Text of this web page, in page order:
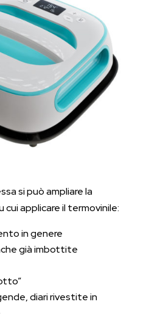
si può ampliare la
applicare il termovinile:
in genere
già imbottite
diari rivestite in